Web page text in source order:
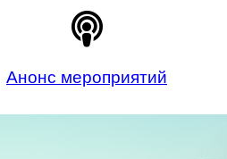
Анонс мероприятий